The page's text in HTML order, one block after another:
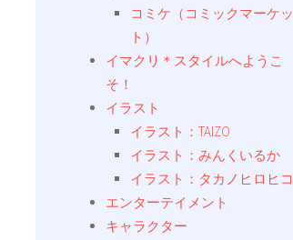
コミケ（コミックマーケッ
ト）
イマクリ＊スタイルへようこ
そ！
イラスト
イラスト：TAIZO
イラスト：みんくいるか
イラスト：タカノヒロヒコ
エンターテイメント
キャラクター